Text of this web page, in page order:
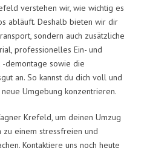
verstehen wir, wie wichtig es
abläuft. Deshalb bieten wir dir
sondern auch zusätzliche
professionelles Ein- und
-demontage sowie die
an. So kannst du dich voll und
Umgebung konzentrieren.
Krefeld, um deinen Umzug
einem stressfreien und
Kontaktiere uns noch heute